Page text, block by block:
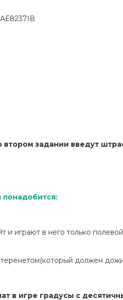
задании введут
играют в него только
должен
в игре градусы с